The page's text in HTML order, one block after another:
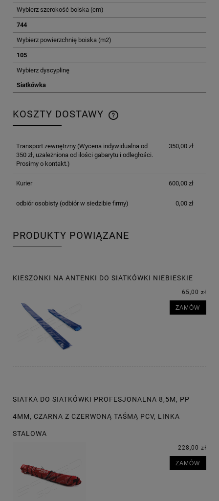
Wybierz szerokość boiska (cm)
744
Wybierz powierzchnię boiska (m2)
105
Wybierz dyscyplinę
Siatkówka
KOSZTY DOSTAWY
CENA NIE ZAWIERA EWENTUALNYCH KOSZTÓW
Transport zewnętrzny(Wycena indywidualna od
350 zł, uzależniona od ilości gabarytu i odległości.
Prosimy o kontakt.)
350,00 zł
Kurier 600,00 zł
odbiór osobisty(odbiór w siedzibie firmy) 0,00 zł
PRODUKTY POWIĄZANE
KIESZONKI NA ANTENKI DO SIATKÓWKI NIEBIESKIE
65,00 zł
ZAMÓW
SIATKA DO SIATKÓWKI PROFESJONALNA 8,5M, PP
4MM, CZARNA Z CZERWONĄ TAŚMĄ PCV, LINKA
STALOWA
228,00 zł
ZAMÓW